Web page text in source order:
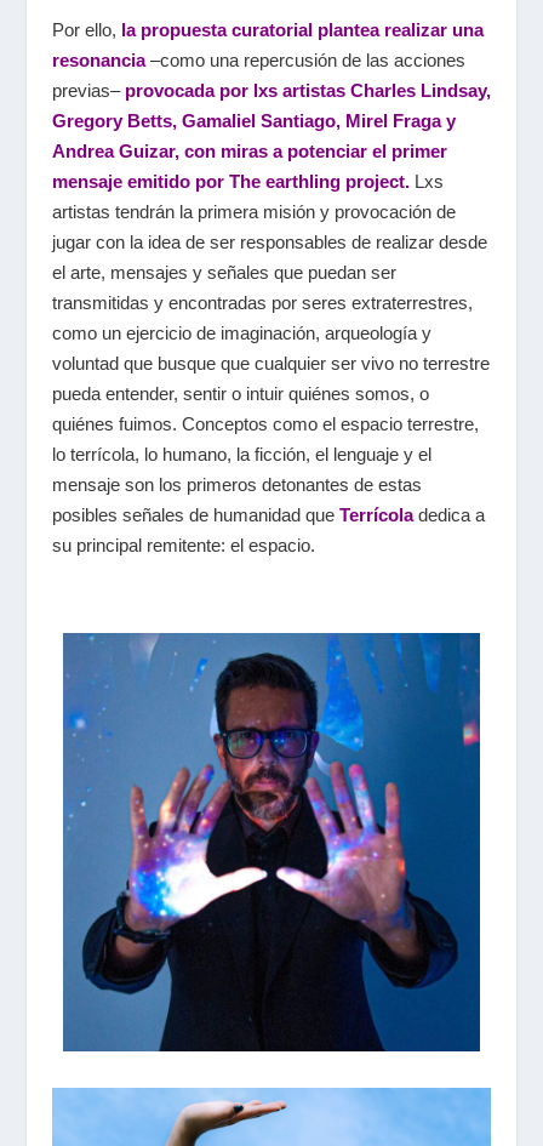
Por ello, la propuesta curatorial plantea realizar una
resonancia –como una repercusión de las acciones
previas– provocada por lxs artistas Charles Lindsay,
Gregory Betts, Gamaliel Santiago, Mirel Fraga y
Andrea Guizar, con miras a potenciar el primer
mensaje emitido por The earthling project.Lxs
artistas tendrán la primera misión y provocación de
jugar con la idea de ser responsables de realizar desde
el arte, mensajes y señales que puedan ser
transmitidas y encontradas por seres extraterrestres,
como un ejercicio de imaginación, arqueología y
voluntad que busque que cualquier ser vivo no terrestre
pueda entender, sentir o intuir quiénes somos, o
quiénes fuimos. Conceptos como el espacio terrestre,
lo terrícola, lo humano, la ficción, el lenguaje y el
mensaje son los primeros detonantes de estas
posibles señales de humanidad que Terrícoladedica a
su principal remitente: el espacio.